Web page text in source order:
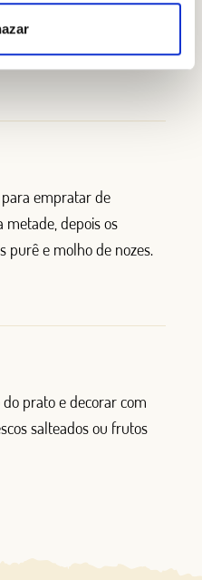
empratar de
metade, depois os
purê e molho de nozes.
prato e decorar com
salteados ou frutos